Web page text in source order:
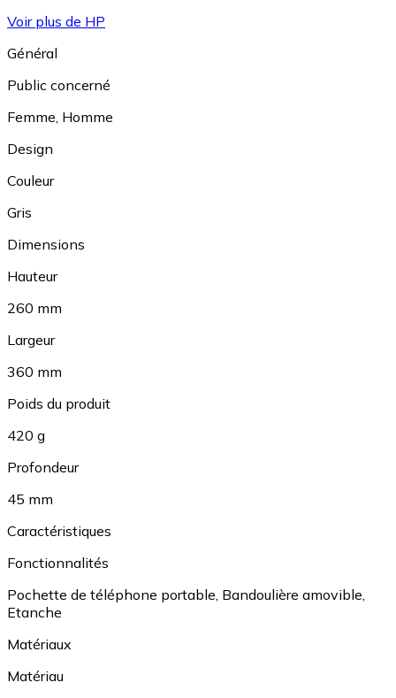
Voir plus de HP
Général
Public concerné
Femme, Homme
Design
Couleur
Gris
Dimensions
Hauteur
260 mm
Largeur
360 mm
Poids du produit
420 g
Profondeur
45 mm
Caractéristiques
Fonctionnalités
Pochette de téléphone portable, Bandoulière amovible,
Etanche
Matériaux
Matériau